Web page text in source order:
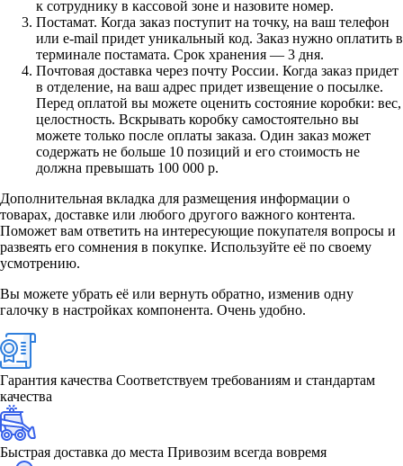
к сотруднику в кассовой зоне и назовите номер.
Постамат. Когда заказ поступит на точку, на ваш телефон
или e-mail придет уникальный код. Заказ нужно оплатить в
терминале постамата. Срок хранения — 3 дня.
Почтовая доставка через почту России. Когда заказ придет
в отделение, на ваш адрес придет извещение о посылке.
Перед оплатой вы можете оценить состояние коробки: вес,
целостность. Вскрывать коробку самостоятельно вы
можете только после оплаты заказа. Один заказ может
содержать не больше 10 позиций и его стоимость не
должна превышать 100 000 р.
Дополнительная вкладка для размещения информации о
товарах, доставке или любого другого важного контента.
Поможет вам ответить на интересующие покупателя вопросы и
развеять его сомнения в покупке. Используйте её по своему
усмотрению.
Вы можете убрать её или вернуть обратно, изменив одну
галочку в настройках компонента. Очень удобно.
Гарантия качества Соответствуем требованиям и стандартам
качества
Быстрая доставка до места Привозим всегда вовремя